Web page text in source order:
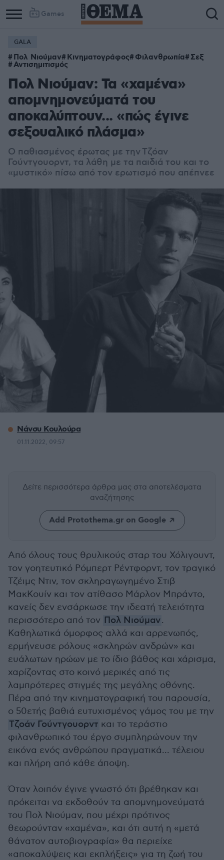
Games
GALA
Πολ Νιούμαν Κινηματογράφος Φιλανθρωπία Σεξ
Αντισημιτισμός
Πολ Νιούμαν: Τα «χαμένα»
απομνημονεύματά του
αποκαλύπτουν... «πώς έγινε
σεξουαλικό πλάσμα»
Ο παθιασμένος έρωτας με τηνΤζόαν
Γούντγουορντ, τα λάθη με τα παιδιά του και το
«μυστικό» πίσω από τον ερωτισμό που απέπνεε
Νάνσυ Κουλούρα
01.11.2022, 09:57
Δείτε περισσότερα άρθρα μας στα αποτελέσματα
αναζήτησης
Add Protothema.gr on Google
Από όλους τους θρυλικούς σταρ του Χόλιγουντ,
τον γοητευτικό Ρόμπερτ Ρέντφορντ, τον τραγικό
Τζέιμς Ντιν, τον σκληραγωγημένο Στιβ
ΜακΚουίν και τον ατίθασο Μάρλον Μπράντο,
κανείς δεν ενσάρκωσε την ιδεατή τελειότητα
περισσότερο από τον Πολ Νιούμαν.
Καθηλωτικά όμορφος αλλά και αρρενωπός,
ερμήνευσε ρόλους «σκληρών ανδρών» και
ευάλωτων ηρώων με το ίδιο βάθος και χάρισμα,
χαρίζοντας στο κοινό μερικές από τις
λαμπρότερες στιγμές της μεγάλης οθόνης.
Πέρα από την κινηματογραφική του παρουσία,
ο 50ετής βαθιά ευτυχισμένος γάμος του με την
Τζοάν Γούντγουορντ και το τεράστιο
φιλανθρωπικό του έργο συμπληρώνουν την
εικόνα ενός ανθρώπου πραγματικά... τέλειου
και πλήρη από κάθε άποψη.
Όταν λοιπόν έγινε γνωστό ότι βρέθηκαν και
πρόκειται να εκδοθούν τα απομνημονεύματά
του Πολ Νιούμαν, που μέχρι πρότινος
θεωρούνταν «χαμένα», και ότι αυτή η «μετά
θάνατον αυτοβιογραφία» θα περιείχε
«αποκαλύψεις και εκπλήξεις» για τη ζωή του